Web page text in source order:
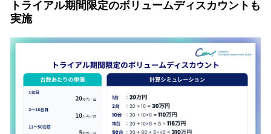
トライアル期間限定のボリュームディスカウントも
実施